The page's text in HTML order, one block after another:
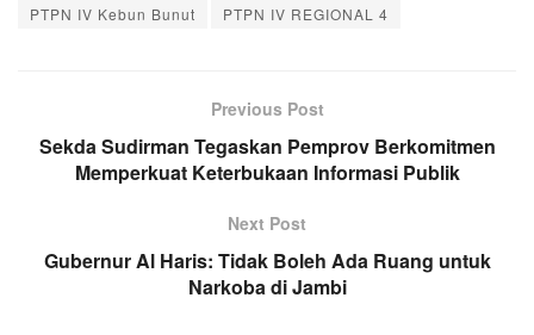
PTPN IV Kebun Bunut
PTPN IV REGIONAL 4
Previous Post
Sekda Sudirman Tegaskan Pemprov Berkomitmen
Memperkuat Keterbukaan Informasi Publik
Next Post
Gubernur Al Haris: Tidak Boleh Ada Ruang untuk
Narkoba di Jambi